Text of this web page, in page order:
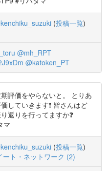
(投稿一覧)
@mh_RPT
@katoken_PT
評価をやらないと。 とりあ
していきます❗ 皆さんはど
返りを行ってますか❓
マ
(投稿一覧)
ート・ネットワーク (2)